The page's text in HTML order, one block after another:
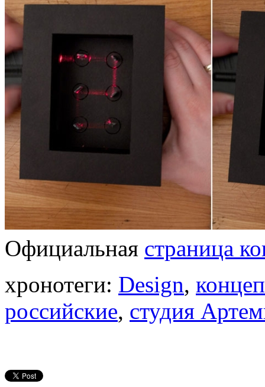
Официальная страница
хронотеги: Design,
российские, студия